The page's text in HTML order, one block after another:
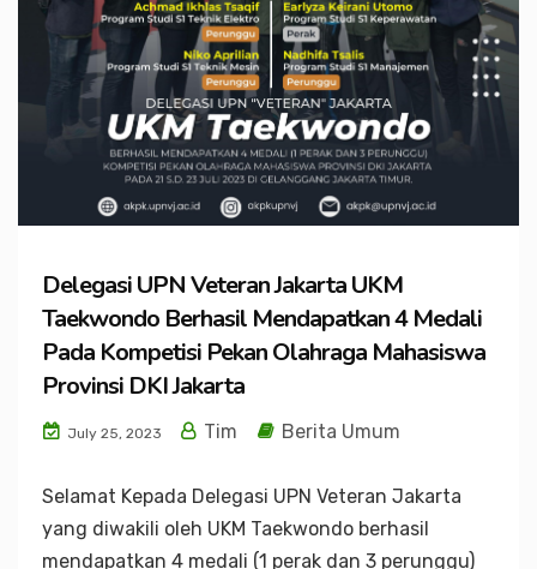
Delegasi UPN Veteran Jakarta UKM
Taekwondo Berhasil Mendapatkan 4 Medali
Pada Kompetisi Pekan Olahraga Mahasiswa
Provinsi DKI Jakarta
July 25, 2023 Tim Berita Umum
Selamat Kepada Delegasi UPN Veteran Jakarta
yang diwakili oleh UKM Taekwondo berhasil
mendapatkan 4 medali (1 perak dan 3 perunggu)